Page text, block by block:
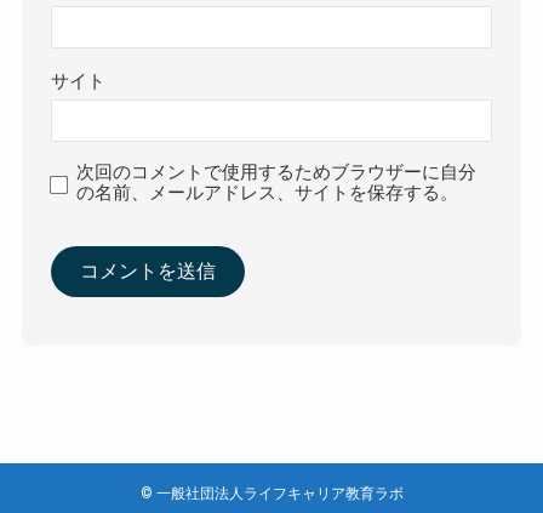
サイト
次回のコメントで使用するためブラウザーに自分
の名前、メールアドレス、サイトを保存する。
© 一般社団法人ライフキャリア教育ラボ